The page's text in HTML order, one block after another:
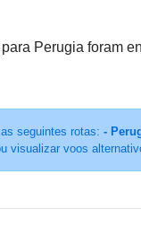
Perugia foram
seguintes rotas: -
visualizar voos